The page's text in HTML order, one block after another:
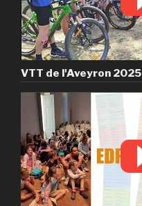
VTT de l'Aveyron 2025